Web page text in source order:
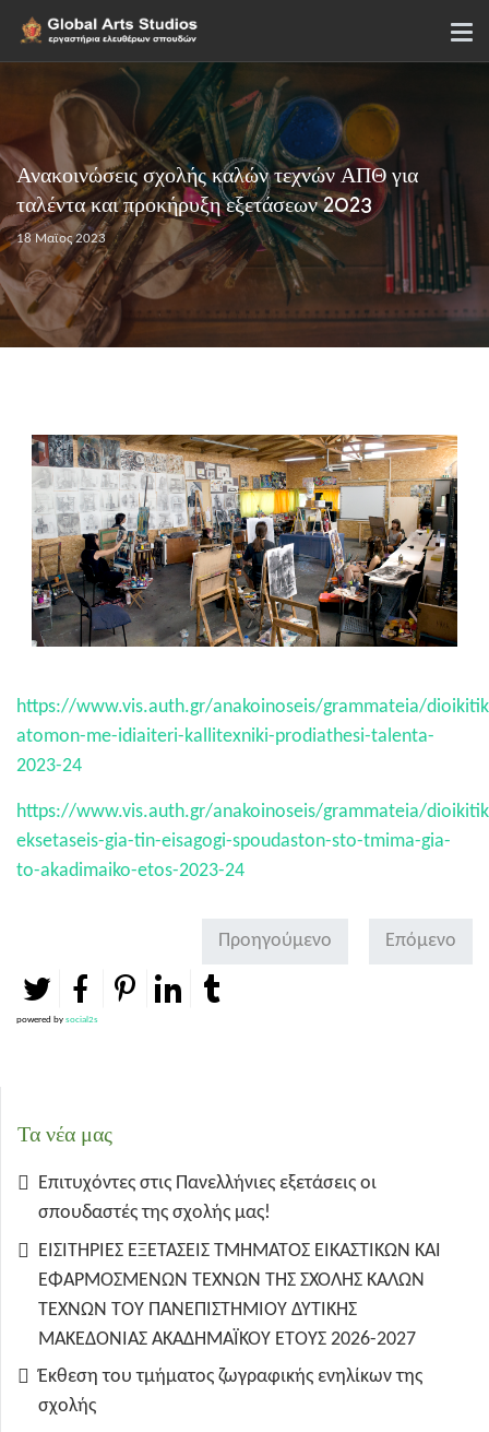
Ανακοινώσεις σχολής καλών τεχνών ΑΠΘ για
ταλέντα και προκήρυξη εξετάσεων 2023
18 Μαϊος 2023
https://www.vis.auth.gr/anakoinoseis/grammateia/
atomon-me-idiaiteri-kallitexniki-prodiathesi-talenta-
2023-24
https://www.vis.auth.gr/anakoinoseis/grammateia/
eksetaseis-gia-tin-eisagogi-spoudaston-sto-tmima-gia-
to-akadimaiko-etos-2023-24
Προηγούμενο Επόμενο
powered by social2s
Τα νέα μας
Επιτυχόντες στις Πανελλήνιες εξετάσεις οι
σπουδαστές της σχολής μας!
ΕΙΣΙΤΗΡΙΕΣ ΕΞΕΤΑΣΕΙΣ ΤΜΗΜΑΤΟΣ ΕΙΚΑΣΤΙΚΩΝ ΚΑΙ
ΕΦΑΡΜΟΣΜΕΝΩΝ ΤΕΧΝΩΝ ΤΗΣ ΣΧΟΛΗΣ ΚΑΛΩΝ
ΤΕΧΝΩΝ ΤΟΥ ΠΑΝΕΠΙΣΤΗΜΙΟΥ ΔΥΤΙΚΗΣ
ΜΑΚΕΔΟΝΙΑΣ ΑΚΑΔΗΜΑΪΚΟΥ ΕΤΟΥΣ 2026-2027
Έκθεση του τμήματος ζωγραφικής ενηλίκων της
σχολής